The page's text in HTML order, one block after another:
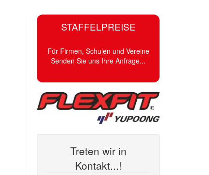
STAFFELPREISE
Für Firmen, Schulen und Vereine
Senden Sie uns Ihre Anfrage...
Treten wir in
Kontakt...!